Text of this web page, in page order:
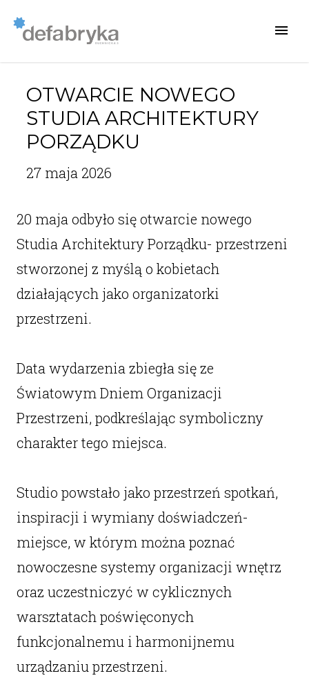
OTWARCIE NOWEGO
STUDIA ARCHITEKTURY
PORZĄDKU
27 maja 2026
20 maja odbyło się otwarcie nowego
Studia Architektury Porządku- przestrzeni
stworzonej z myślą o kobietach
działających jako organizatorki
przestrzeni.
Data wydarzenia zbiegła się ze
Światowym Dniem Organizacji
Przestrzeni, podkreślając symboliczny
charakter tego miejsca.
Studio powstało jako przestrzeń spotkań,
inspiracji i wymiany doświadczeń-
miejsce, w którym można poznać
nowoczesne systemy organizacji wnętrz
oraz uczestniczyć w cyklicznych
warsztatach poświęconych
funkcjonalnemu i harmonijnemu
urządzaniu przestrzeni.